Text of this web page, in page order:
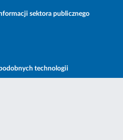
sektora publicznego
technologii